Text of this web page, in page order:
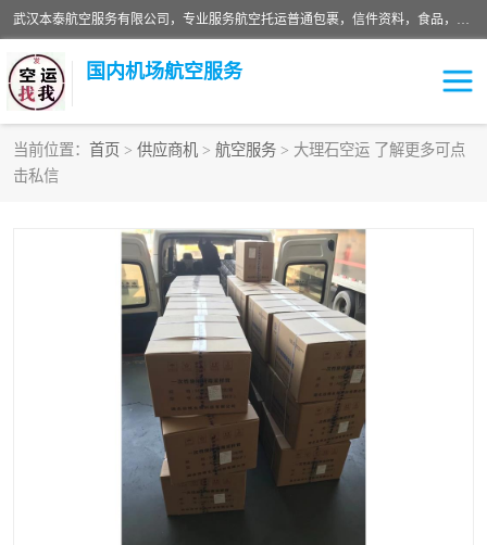
武汉本泰航空服务有限公司，专业服务航空托运普通包裹，信件资料，食品，服装，快消品等运输的专线空运，完善的网络服务确保为客户提供准确、*、安全的“门对门”服务，本着“诚信为本、精诚合作”的服务宗旨.“以安全运输为保障，以运价合理要求市场”的经营理念。武汉机场货运、武汉航空物流、武汉空运、武汉天河国际机场东方、南方、国际航空、机场空运业务覆盖国内二三线机场城市，如：武汉-敦煌、武汉-柳州等
国内机场航空服务
当前位置： 首页 > 供应商机 > 航空服务 > 大理石空运 了解更多可点
击私信
航空服务